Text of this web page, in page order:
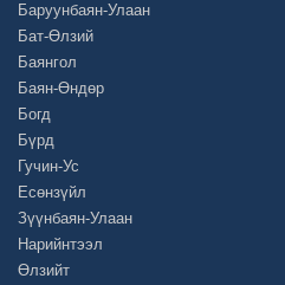
Баруунбаян-Улаан
Бат-Өлзий
Баянгол
Баян-Өндөр
Богд
Бүрд
Гучин-Ус
Есөнзүйл
Зүүнбаян-Улаан
Нарийнтээл
Өлзийт